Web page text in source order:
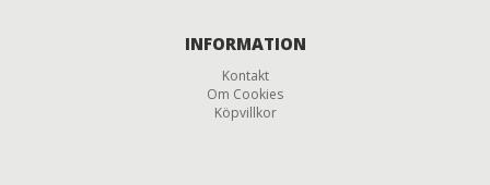
INFORMATION
Kontakt
Om Cookies
Köpvillkor